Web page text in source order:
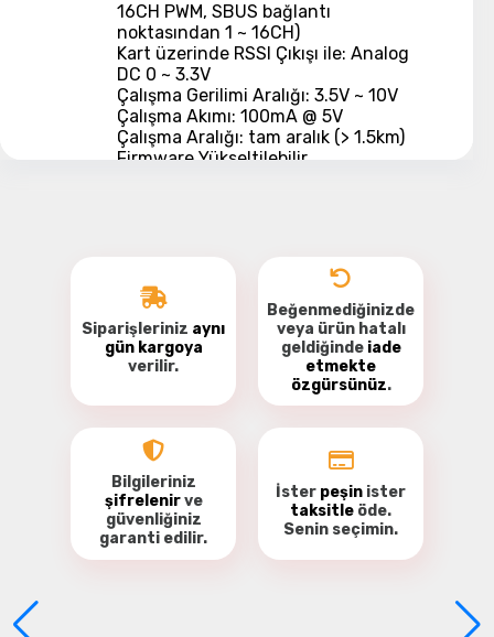
16CH PWM, SBUS bağlantı
noktasından 1 ~ 16CH)
Kart üzerinde RSSI Çıkışı ile: Analog
DC 0 ~ 3.3V
Çalışma Gerilimi Aralığı: 3.5V ~ 10V
Çalışma Akımı: 100mA @ 5V
Çalışma Aralığı: tam aralık (> 1.5km)
Firmware Yükseltilebilir
FrSky vericiler / verici modülleri
Yorum Yaz
Siparişleriniz aynı
gün kargoya
verilir.
Beğenmediğinizde
veya ürün hatalı
geldiğinde iade
etmekte
özgürsünüz.
Bilgileriniz
şifrelenirve
güvenliğiniz
garanti edilir.
İster peşin ister
taksitle öde.
Senin seçimin.